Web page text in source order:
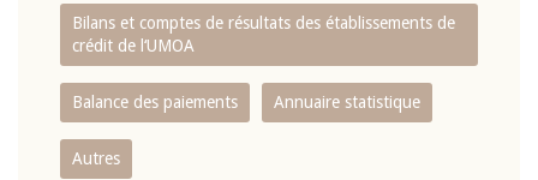
Bilans et comptes de résultats des établissements de
crédit de l‘UMOA
Balance des paiements Annuaire statistique
Autres